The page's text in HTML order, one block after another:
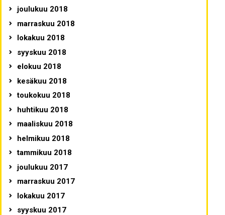
joulukuu 2018
marraskuu 2018
lokakuu 2018
syyskuu 2018
elokuu 2018
kesäkuu 2018
toukokuu 2018
huhtikuu 2018
maaliskuu 2018
helmikuu 2018
tammikuu 2018
joulukuu 2017
marraskuu 2017
lokakuu 2017
syyskuu 2017